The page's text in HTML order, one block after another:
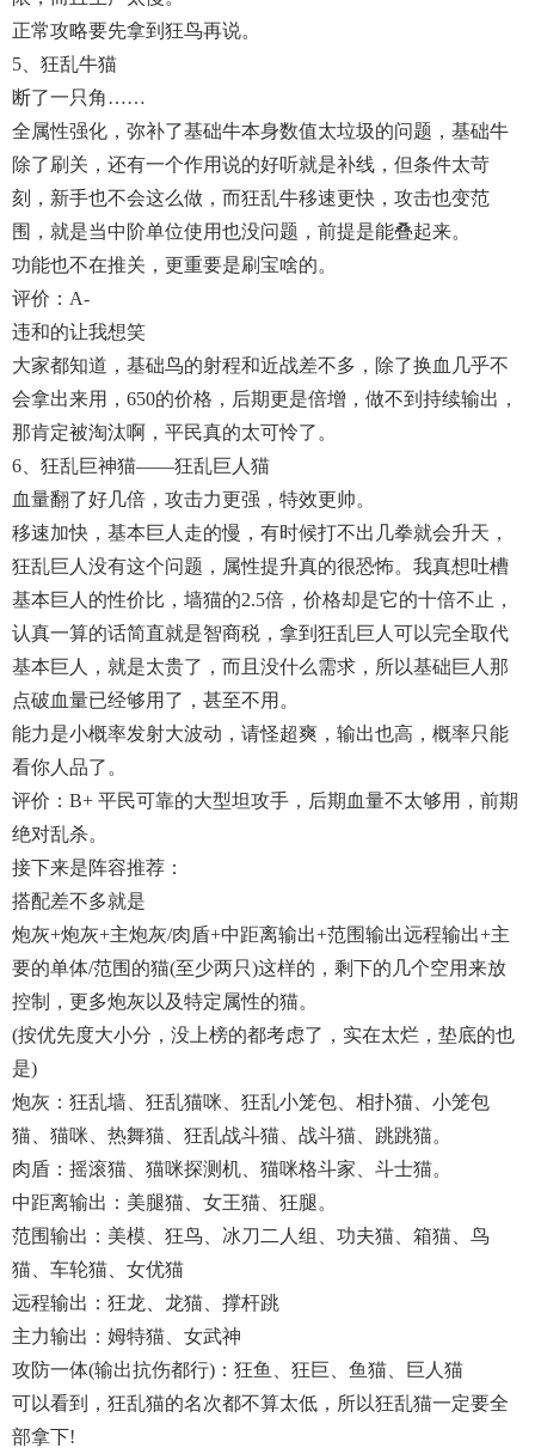
正常攻略要先拿到狂鸟再说。
5、狂乱牛猫
断了一只角……
全属性强化，弥补了基础牛本身数值太垃圾的问题，基础牛
除了刷关，还有一个作用说的好听就是补线，但条件太苛
刻，新手也不会这么做，而狂乱牛移速更快，攻击也变范
围，就是当中阶单位使用也没问题，前提是能叠起来。
功能也不在推关，更重要是刷宝啥的。
评价：A-
违和的让我想笑
大家都知道，基础鸟的射程和近战差不多，除了换血几乎不
会拿出来用，650的价格，后期更是倍增，做不到持续输出，
那肯定被淘汰啊，平民真的太可怜了。
6、狂乱巨神猫——狂乱巨人猫
血量翻了好几倍，攻击力更强，特效更帅。
移速加快，基本巨人走的慢，有时候打不出几拳就会升天，
狂乱巨人没有这个问题，属性提升真的很恐怖。我真想吐槽
基本巨人的性价比，墙猫的2.5倍，价格却是它的十倍不止，
认真一算的话简直就是智商税，拿到狂乱巨人可以完全取代
基本巨人，就是太贵了，而且没什么需求，所以基础巨人那
点破血量已经够用了，甚至不用。
能力是小概率发射大波动，请怪超爽，输出也高，概率只能
看你人品了。
评价：B+ 平民可靠的大型坦攻手，后期血量不太够用，前期
绝对乱杀。
接下来是阵容推荐：
搭配差不多就是
炮灰+炮灰+主炮灰/肉盾+中距离输出+范围输出远程输出+主
要的单体/范围的猫(至少两只)这样的，剩下的几个空用来放
控制，更多炮灰以及特定属性的猫。
(按优先度大小分，没上榜的都考虑了，实在太烂，垫底的也
是)
炮灰：狂乱墙、狂乱猫咪、狂乱小笼包、相扑猫、小笼包
猫、猫咪、热舞猫、狂乱战斗猫、战斗猫、跳跳猫。
肉盾：摇滚猫、猫咪探测机、猫咪格斗家、斗士猫。
中距离输出：美腿猫、女王猫、狂腿。
范围输出：美模、狂鸟、冰刀二人组、功夫猫、箱猫、鸟
猫、车轮猫、女优猫
远程输出：狂龙、龙猫、撑杆跳
主力输出：姆特猫、女武神
攻防一体(输出抗伤都行)：狂鱼、狂巨、鱼猫、巨人猫
可以看到，狂乱猫的名次都不算太低，所以狂乱猫一定要全
部拿下!